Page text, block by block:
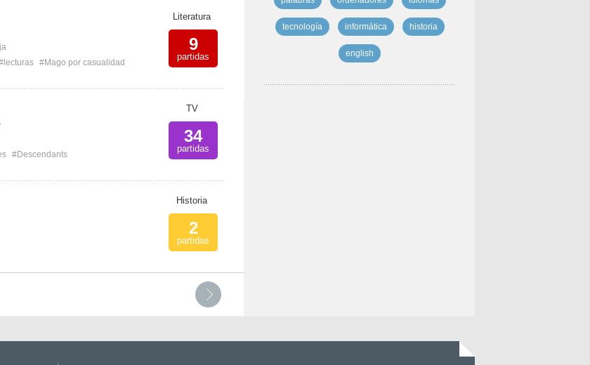
#Mago por casualidad
Literatura
9
partidas
#Descendants
TV
34
partidas
Historia
2
partidas
tecnología informática historia
english